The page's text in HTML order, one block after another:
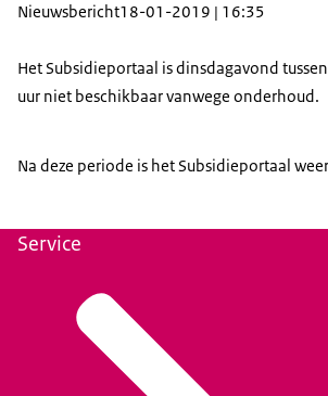
Nieuwsbericht18-01-2019 | 16:35
Het Subsidieportaal is dinsdagavond
uur niet beschikbaar vanwege onderhoud.
Na deze periode is het Subsidieportaal
Service